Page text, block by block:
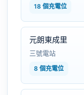
18 個充電位
元朗東成里
三號電站
8 個充電位